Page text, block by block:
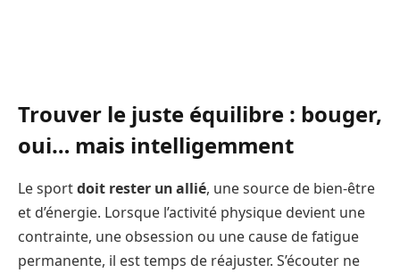
Trouver le juste équilibre : bouger,
oui… mais intelligemment
Le sportdoit rester un allié, une source de bien-être
et d’énergie. Lorsque l’activité physique devient une
contrainte, une obsession ou une cause de fatigue
permanente, il est temps de réajuster. S’écouter ne